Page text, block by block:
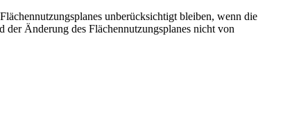
unberücksichtigt bleiben, wenn die
Änderung des Flächennutzungsplanes nicht von